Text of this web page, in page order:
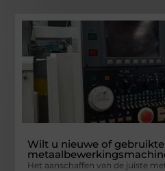
Wilt u nieuwe of gebruikte
Het aanschaffen van de juiste